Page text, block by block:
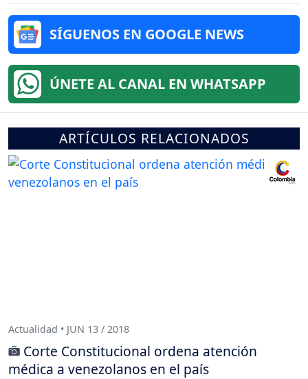
SÍGUENOS EN GOOGLE NEWS
ÚNETE AL CANAL EN WHATSAPP
ARTÍCULOS RELACIONADOS
Actualidad • JUN 13 / 2018
Corte Constitucional ordena atención
médica a venezolanos en el país